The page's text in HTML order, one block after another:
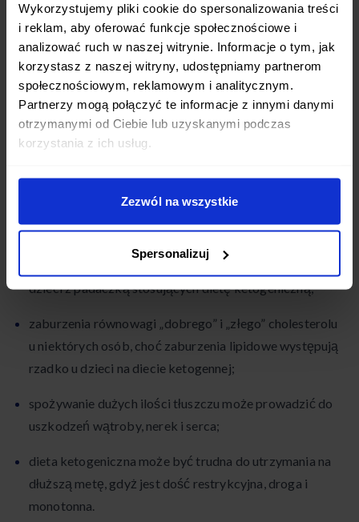
Wykorzystujemy pliki cookie do spersonalizowania treści
i reklam, aby oferować funkcje społecznościowe i
analizować ruch w naszej witrynie. Informacje o tym, jak
korzystasz z naszej witryny, udostępniamy partnerom
społecznościowym, reklamowym i analitycznym.
Partnerzy mogą połączyć te informacje z innymi danymi
otrzymanymi od Ciebie lub uzyskanymi podczas
korzystania z ich usług.
Zezwól na wszystkie
Spersonalizuj
jako głównego źródła energii;
ryzyko utraty masy mięśniowej, co może być
niekorzystne dla osób aktywnych fizycznie;
podwyższone tętno i palpitacje serca, szczególnie w
pierwszych tygodniach diety, spowodowane niskim
spożyciem soli i wody;
ryzyko kwasicy ketonowej u kobiet karmiących piersią i
osób z cukrzycą, wynikające z bardzo niskiej podaży
węglowodanów;
możliwość rozwoju kamieni nerkowych, zwłaszcza u
dzieci z padaczką stosujących dietę ketogeniczną;
zaburzenia równowagi „dobrego” i „złego” cholesterolu
u niektórych osób, choć zaburzenia lipidowe występują
rzadko u dzieci na diecie ketogennej;
spożywanie dużych ilości tłuszczu może prowadzić do
uszkodzeń wątroby, nerek i serca;
dieta ketogeniczna może być trudna do utrzymania na
dłuższą metę, gdyż jest dość restrykcyjna, droga i
monotonna.